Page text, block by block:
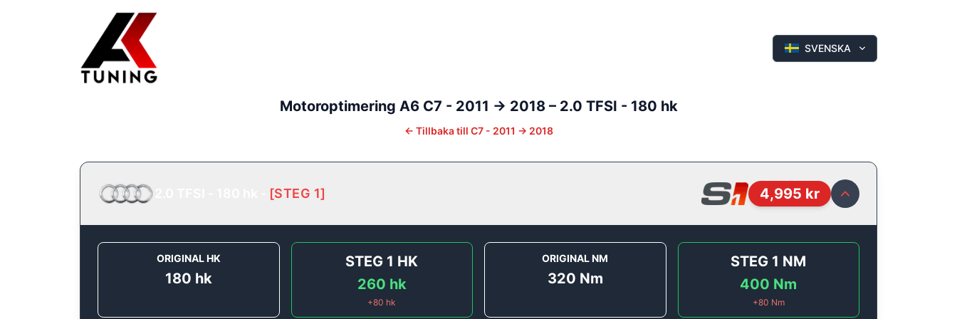
SVENSKA
Motoroptimering A6 C7 - 2011 -> 2018– 2.0 TFSI - 180 hk
← Tillbaka till C7 - 2011 -> 2018
[STEG 1] 4,995 kr
ORIGINAL HK
180 hk
STEG 1 HK
260 hk
+80 hk
ORIGINAL NM
320 Nm
STEG 1 NM
400 Nm
+80 Nm